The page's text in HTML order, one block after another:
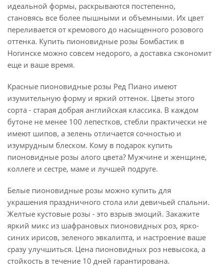
идеальной формы, раскрываются постепенно,
становясь все более пышными и объемными. Их цвет
переливается от кремового до насыщенного розового
оттенка. Купить пионовидные розы Бомбастик в
Ногинске можно совсем недорого, а доставка сэкономит
еще и ваше время.
Красные пионовидные розы Ред Пиано имеют
изумительную форму и яркий оттенок. Цветы этого
сорта - старая добрая английская классика. В каждом
бутоне не менее 100 лепестков, стебли практически не
имеют шипов, а зелень отличается сочностью и
изумрудным блеском. Кому в подарок купить
пионовидные розы алого цвета? Мужчине и женщине,
коллеге и сестре, маме и лучшей подруге.
Белые пионовидные розы можно купить для
украшения праздничного стола или девичьей спальни.
Желтые кустовые розы - это взрыв эмоций. Закажите
яркий микс из шафрановых пионовидных роз, ярко-
синих ирисов, зеленого эвкалипта, и настроение ваше
сразу улучшиться. Цена пионовидных роз невысока, а
стойкость в течение 10 дней гарантирована.